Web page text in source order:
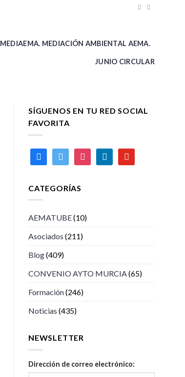
MEDIAEMA. MEDIACIÓN AMBIENTAL AEMA.
JUNIO CIRCULAR
SÍGUENOS EN TU RED SOCIAL
FAVORITA
facebooktwitter instagramlinkedin youtube
CATEGORÍAS
AEMATUBE(10)
Asociados (211)
Blog(409)
CONVENIO AYTO MURCIA(65)
Formación(246)
Noticias (435)
NEWSLETTER
Dirección de correo electrónico: